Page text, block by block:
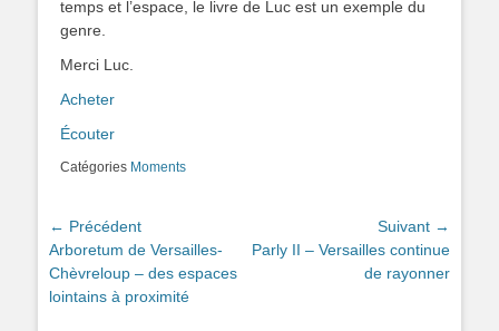
temps et l’espace, le livre de Luc est un exemple du
genre.
Merci Luc.
Acheter
Écouter
Catégories Moments
Navigation
de
l’article
← Précédent
Article
précédent :
Arboretum de Versailles-
Chèvreloup – des espaces
lointains à proximité
Suivant →
Article
Parly II – Versailles continue
de rayonner